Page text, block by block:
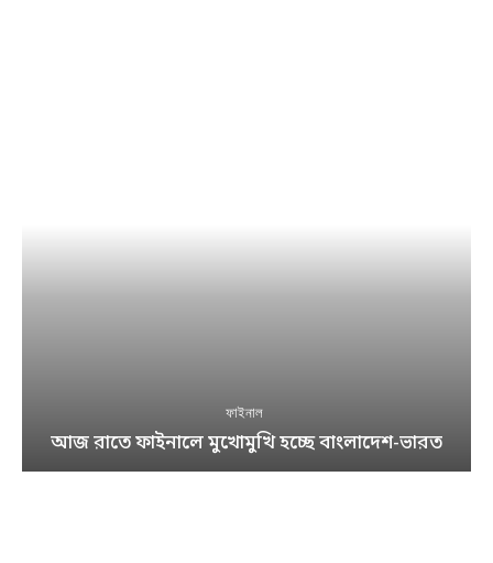
ফাইনাল
আজ রাতে ফাইনালে মুখোমুখি হচ্ছে বাংলাদেশ-ভারত